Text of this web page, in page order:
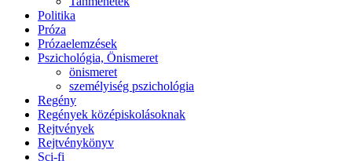
Politika
Próza
Prózaelemzések
Pszichológia, Önismeret
önismeret
személyiség pszichológia
Regény
Regények középiskolásoknak
Rejtvények
Rejtvénykönyv
Sci-fi